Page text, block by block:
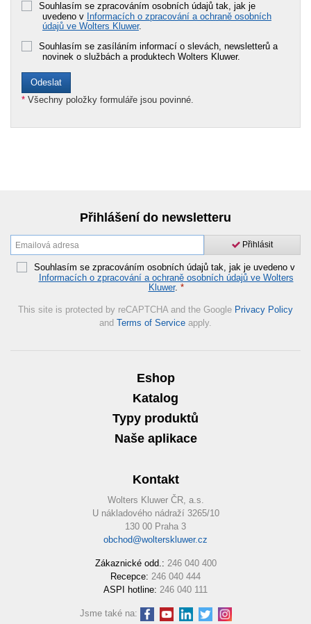
Souhlasím se zpracováním osobních údajů tak, jak je
uvedeno v Informacích o zpracování a ochraně osobních
údajů ve Wolters Kluwer.
Souhlasím se zasíláním informací o slevách, newsletterů a
novinek o službách a produktech Wolters Kluwer.
* Všechny položky formuláře jsou povinné.
Přihlášení do newsletteru
Přihlásit
Souhlasím se zpracováním osobních údajů tak, jak je uvedeno v
Informacích o zpracování a ochraně osobních údajů ve Wolters
Kluwer. *
This site is protected by reCAPTCHA and the Google Privacy Policy
and Terms of Service apply.
Eshop
Katalog
Typy produktů
Naše aplikace
Kontakt
Wolters Kluwer ČR, a.s.
U nákladového nádraží 3265/10
130 00 Praha 3
obchod@wolterskluwer.cz
Zákaznické odd.: 246 040 400
Recepce: 246 040 444
ASPI hotline: 246 040 111
Jsme také na: